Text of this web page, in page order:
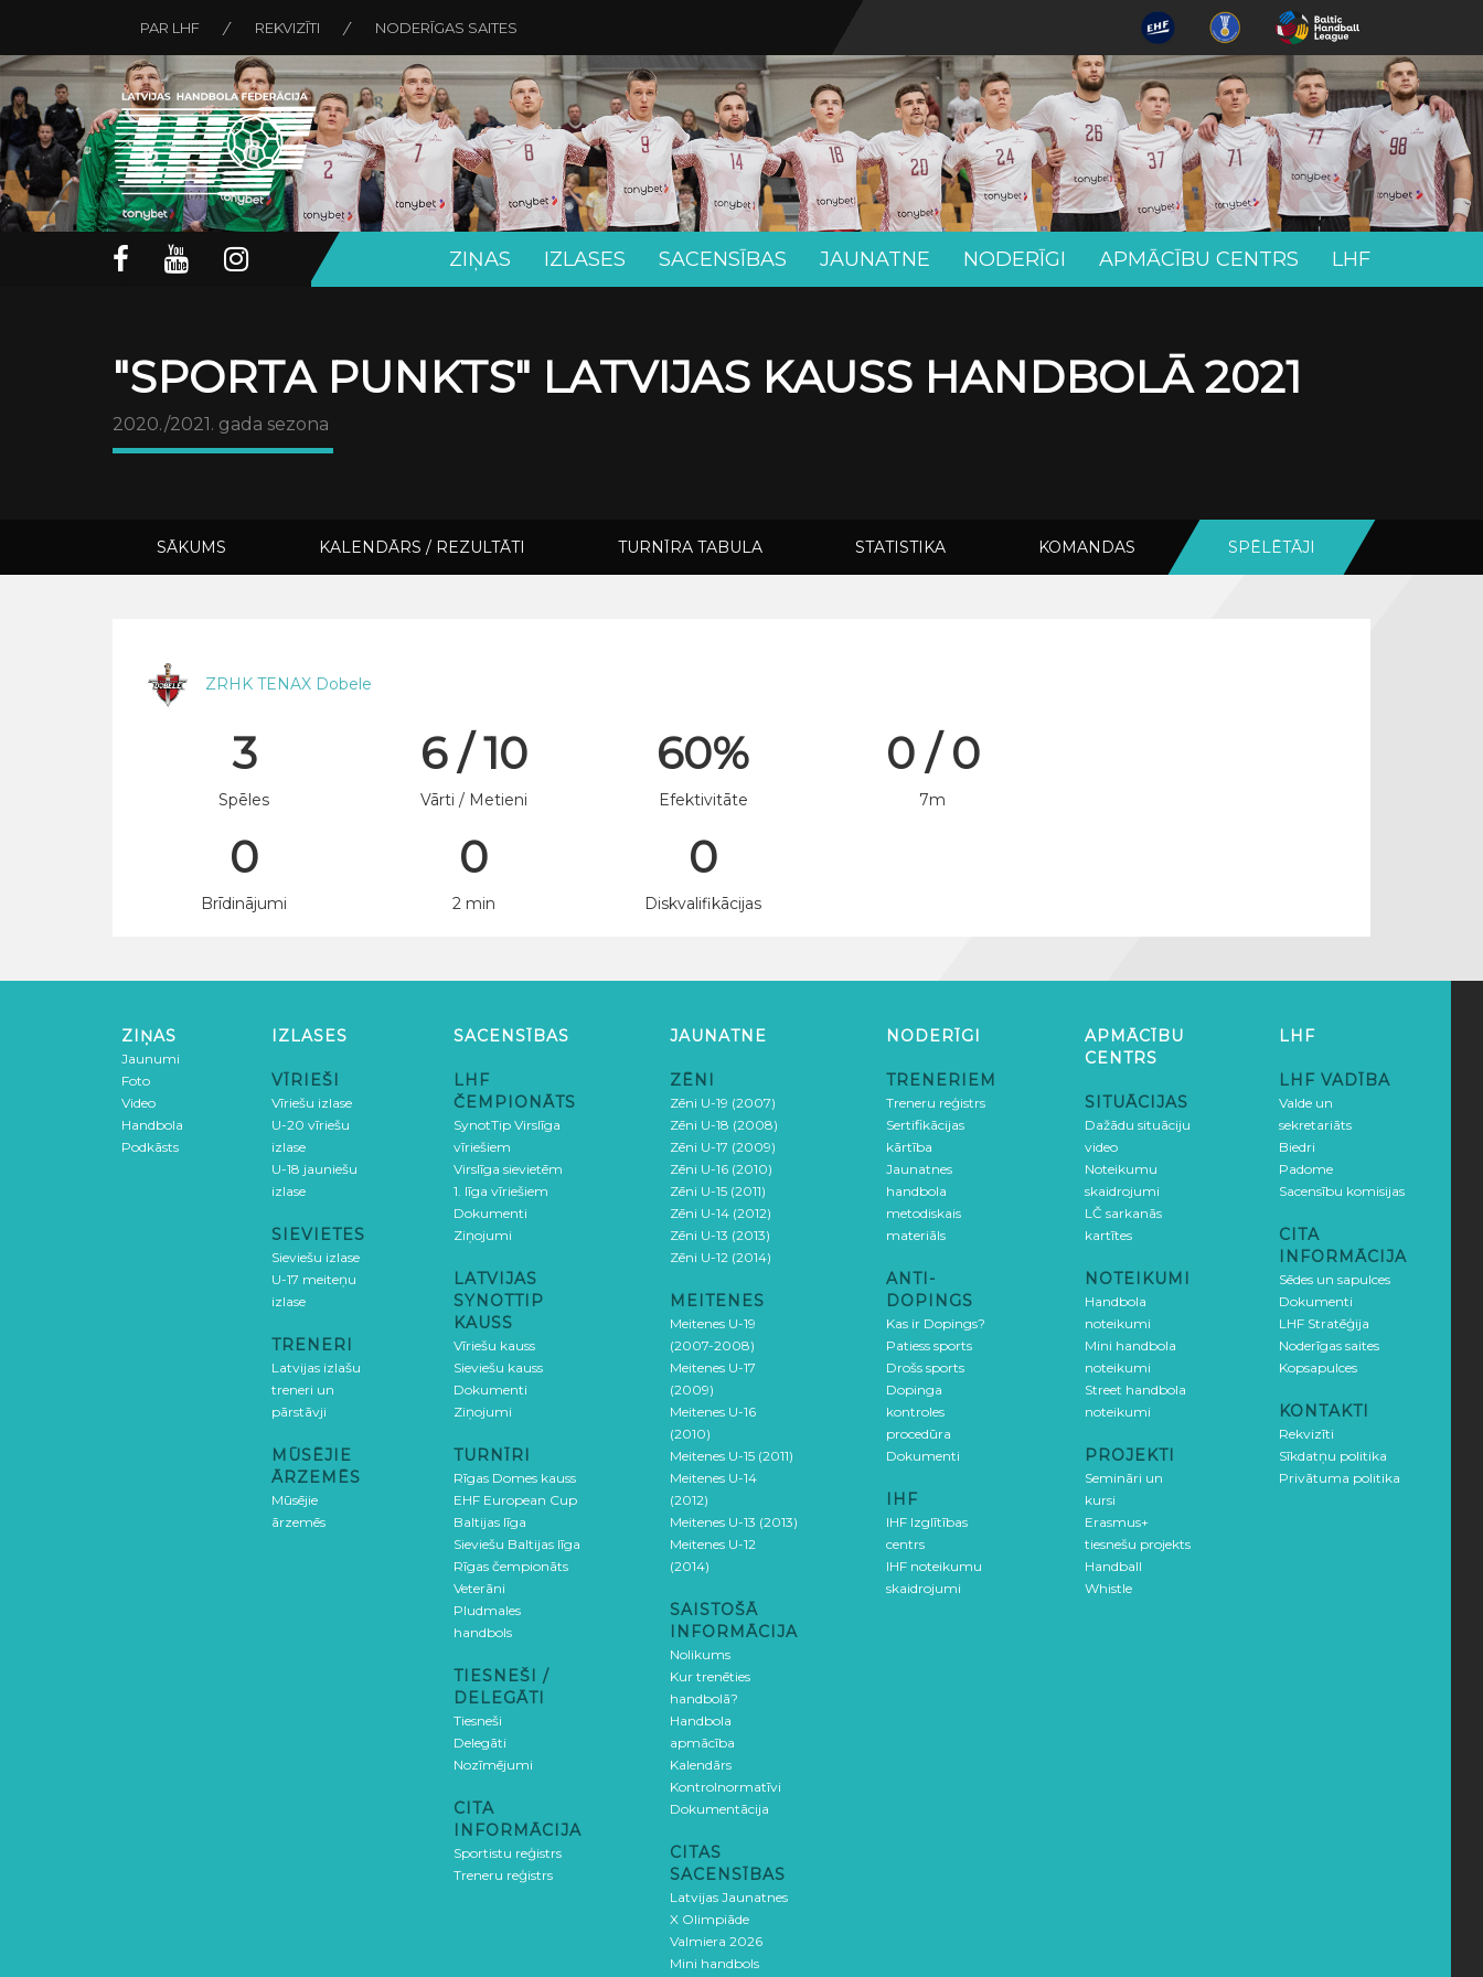
PAR LHF REKVIZĪTI NODERĪGAS SAITES
ZIŅAS IZLASES SACENSĪBAS JAUNATNE NODERĪGI APMĀCĪBU CENTRS LHF
"SPORTA PUNKTS" LATVIJAS KAUSS HANDBOLĀ 2021
2020./2021. gada sezona
SĀKUMS KALENDĀRS / REZULTĀTI TURNĪRA TABULA STATISTIKA KOMANDAS SPĒLĒTĀJI
ZRHK TENAX Dobele
3
Spēles
6 / 10
Vārti / Metieni
60%
Efektivitāte
0 / 0
7m
0
Brīdinājumi
0
2 min
0
Diskvalifikācijas
ZIŅAS
Jaunumi
Foto
Video
Handbola
Podkāsts
IZLASES
VĪRIEŠI
Vīriešu izlase
U-20 vīriešu
izlase
U-18 jauniešu
izlase
SIEVIETES
Sieviešu izlase
U-17 meiteņu
izlase
TRENERI
Latvijas izlašu
treneri un
pārstāvji
MŪSĒJIE
ĀRZEMĒS
Mūsējie
ārzemēs
SACENSĪBAS
LHF
ČEMPIONĀTS
SynotTip Virslīga
vīriešiem
Virslīga sievietēm
1. līga vīriešiem
Dokumenti
Ziņojumi
LATVIJAS
SYNOTTIP
KAUSS
Vīriešu kauss
Sieviešu kauss
Dokumenti
Ziņojumi
TURNĪRI
Rīgas Domes kauss
EHF European Cup
Baltijas līga
Sieviešu Baltijas līga
Rīgas čempionāts
Veterāni
Pludmales
handbols
TIESNEŠI /
DELEGĀTI
Tiesneši
Delegāti
Nozīmējumi
CITA
INFORMĀCIJA
Sportistu reģistrs
Treneru reģistrs
JAUNATNE
ZĒNI
Zēni U-19 (2007)
Zēni U-18 (2008)
Zēni U-17 (2009)
Zēni U-16 (2010)
Zēni U-15 (2011)
Zēni U-14 (2012)
Zēni U-13 (2013)
Zēni U-12 (2014)
MEITENES
Meitenes U-19
(2007-2008)
Meitenes U-17
(2009)
Meitenes U-16
(2010)
Meitenes U-15 (2011)
Meitenes U-14
(2012)
Meitenes U-13 (2013)
Meitenes U-12
(2014)
SAISTOŠĀ
INFORMĀCIJA
Nolikums
Kur trenēties
handbolā?
Handbola
apmācība
Kalendārs
Kontrolnormatīvi
Dokumentācija
CITAS
SACENSĪBAS
Latvijas Jaunatnes
X Olimpiāde
Valmiera 2026
Mini handbols
NODERĪGI
TRENERIEM
Treneru reģistrs
Sertifikācijas
kārtība
Jaunatnes
handbola
metodiskais
materiāls
ANTI-
DOPINGS
Kas ir Dopings?
Patiess sports
Drošs sports
Dopinga
kontroles
procedūra
Dokumenti
IHF
IHF Izglītības
centrs
IHF noteikumu
skaidrojumi
APMĀCĪBU
CENTRS
SITUĀCIJAS
Dažādu situāciju
video
Noteikumu
skaidrojumi
LČ sarkanās
kartītes
NOTEIKUMI
Handbola
noteikumi
Mini handbola
noteikumi
Street handbola
noteikumi
PROJEKTI
Semināri un
kursi
Erasmus+
tiesnešu projekts
Handball
Whistle
LHF
LHF VADĪBA
Valde un
sekretariāts
Biedri
Padome
Sacensību komisijas
CITA
INFORMĀCIJA
Sēdes un sapulces
Dokumenti
LHF Stratēģija
Noderīgas saites
Kopsapulces
KONTAKTI
Rekvizīti
Sīkdatņu politika
Privātuma politika